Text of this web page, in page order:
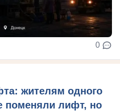
0
жителям одного
поменяли лифт, но